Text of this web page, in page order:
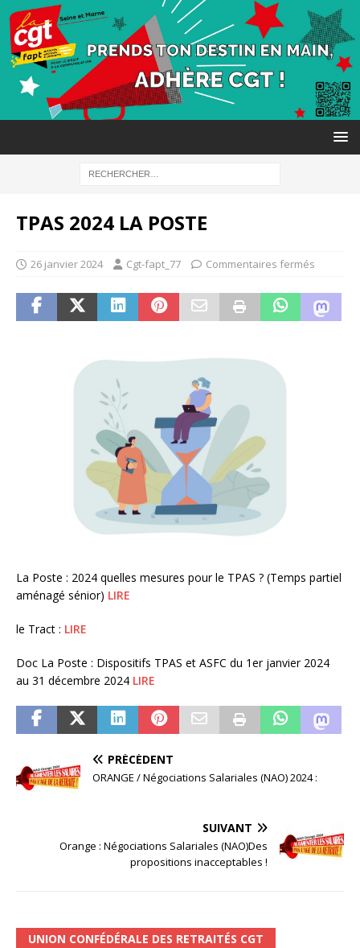
TPAS 2024 LA POSTE
26 janvier 2024 Cgt-fapt_77 Commentaires fermés
La Poste : 2024 quelles mesures pour le TPAS ? (Temps partiel
aménagé sénior) LIRE
le Tract : LIRE
Doc La Poste : Dispositifs TPAS et ASFC du 1er janvier 2024
au 31 décembre 2024 LIRE
PRÉCÉDENT
ORANGE / Négociations Salariales (NAO) 2024 :
SUIVANT
Orange : Négociations Salariales (NAO)Des
propositions inacceptables !
UNION CONFÉDÉRALE DES RETRAITÉS CGT